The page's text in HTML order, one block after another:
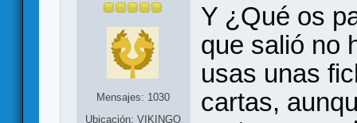
Mensajes: 1030
Ubicación: VIKINGO
Y ¿Qué os
que salió no
usas unas
cartas,